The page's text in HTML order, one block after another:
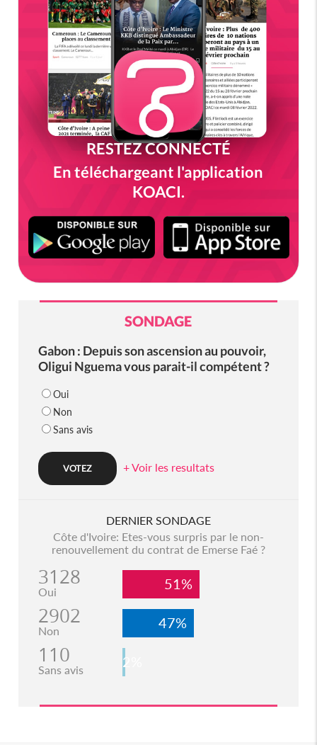
RESTEZ CONNECTÉ
En téléchargeant l'application
KOACI.
SONDAGE
Gabon : Depuis son ascension au pouvoir,
Oligui Nguema vous parait-il compétent ?
Oui
Non
Sans avis
+ Voir les resultats
DERNIER SONDAGE
Côte d'Ivoire: Etes-vous surpris par le non-
renouvellement du contrat de Emerse Faé ?
3128
Oui 51%
2902
Non 47%
110
Sans avis 2%